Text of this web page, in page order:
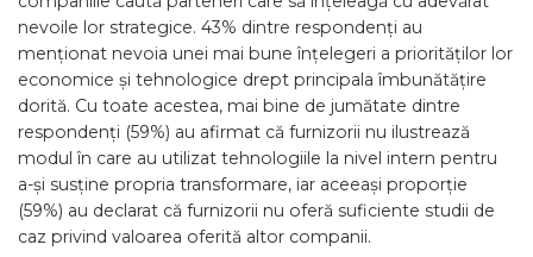
nevoile lor strategice. 43% dintre respondenți au
menționat nevoia unei mai bune înțelegeri a priorităților lor
economice și tehnologice drept principala îmbunătățire
dorită. Cu toate acestea, mai bine de jumătate dintre
respondenți (59%) au afirmat că furnizorii nu ilustrează
modul în care au utilizat tehnologiile la nivel intern pentru
a-și susține propria transformare, iar aceeași proporție
(59%) au declarat că furnizorii nu oferă suficiente studii de
caz privind valoarea oferită altor companii.